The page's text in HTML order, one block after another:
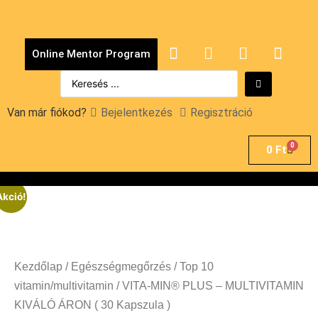
Online Mentor Program
Van már fiókod? Bejelentkezés Regisztráció
0 Ft 0
Kezdőlap / Egészségmegőrzés /Top 10
vitamin/multivitamin / VITA-MIN® PLUS – MULTIVITAMIN
KIVÁLÓ ÁRON ( 30 Kapszula )